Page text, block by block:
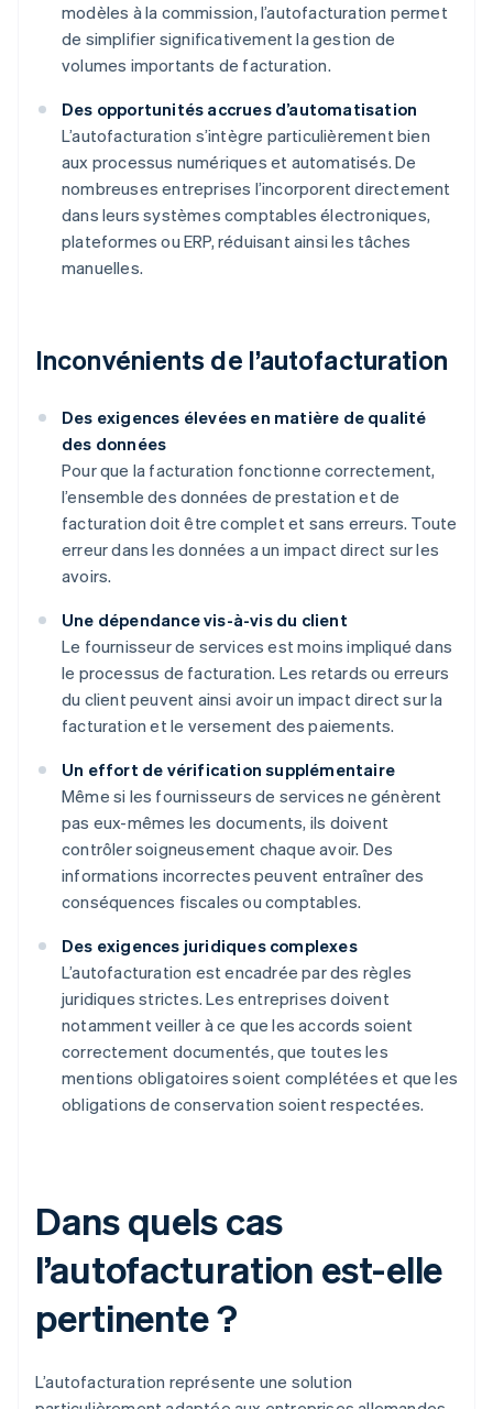
modèles à la commission, l’autofacturation permet
de simplifier significativement la gestion de
volumes importants de facturation.
Des opportunités accrues d’automatisation
L’autofacturation s’intègre particulièrement bien
aux processus numériques et automatisés. De
nombreuses entreprises l’incorporent directement
dans leurs systèmes comptables électroniques,
plateformes ou ERP, réduisant ainsi les tâches
manuelles.
Inconvénients de l’autofacturation
Des exigences élevées en matière de qualité
des données
Pour que la facturation fonctionne correctement,
l’ensemble des données de prestation et de
facturation doit être complet et sans erreurs. Toute
erreur dans les données a un impact direct sur les
avoirs.
Une dépendance vis-à-vis du client
Le fournisseur de services est moins impliqué dans
le processus de facturation. Les retards ou erreurs
du client peuvent ainsi avoir un impact direct sur la
facturation et le versement des paiements.
Un effort de vérification supplémentaire
Même si les fournisseurs de services ne génèrent
pas eux-mêmes les documents, ils doivent
contrôler soigneusement chaque avoir. Des
informations incorrectes peuvent entraîner des
conséquences fiscales ou comptables.
Des exigences juridiques complexes
L’autofacturation est encadrée par des règles
juridiques strictes. Les entreprises doivent
notamment veiller à ce que les accords soient
correctement documentés, que toutes les
mentions obligatoires soient complétées et que les
obligations de conservation soient respectées.
Dans quels cas
l’autofacturation est-elle
pertinente ?
L’autofacturation représente une solution